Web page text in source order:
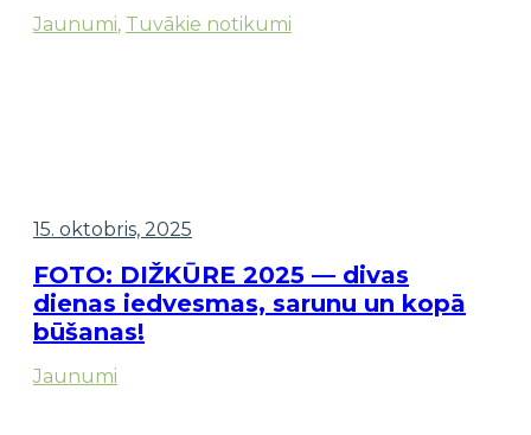
Jaunumi, Tuvākie notikumi
15. oktobris, 2025
FOTO: DIŽKŪRE 2025 — divas
dienas iedvesmas, sarunu un kopā
būšanas!
Jaunumi